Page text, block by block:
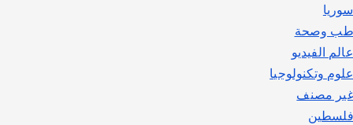
سوريا
طب وصحة
عالم الفيديو
علوم وتكنولوجيا
غير مصنف
فلسطين